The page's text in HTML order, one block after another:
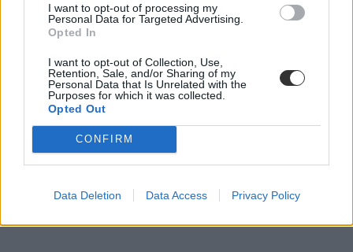
I want to opt-out of processing my
Personal Data for Targeted Advertising.
Opted In
I want to opt-out of Collection, Use,
Retention, Sale, and/or Sharing of my
Personal Data that Is Unrelated with the
Purposes for which it was collected.
Opted Out
CONFIRM
Data Deletion Data Access Privacy Policy
Ismerd meg az Emberi Jogok Nyilatkozatát! címmel indított
kezdeményezést Történelemtanárok Egylete, már a Centropa, a
PDSZ és a Magyar ENSZ Társaság is csatlakozott a felhíváshoz.
Közoktatás